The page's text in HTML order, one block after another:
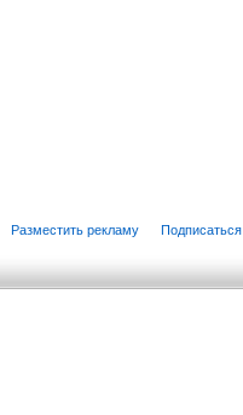
Разместить рекламу